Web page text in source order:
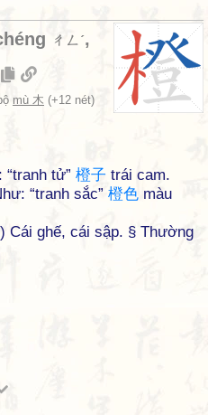
ㄔㄥˊ,
mù 木 (+12 nét)
tử” 橙子 trái cam.
“tranh sắc” 橙色 màu
Cái ghế, cái sập. § Thường